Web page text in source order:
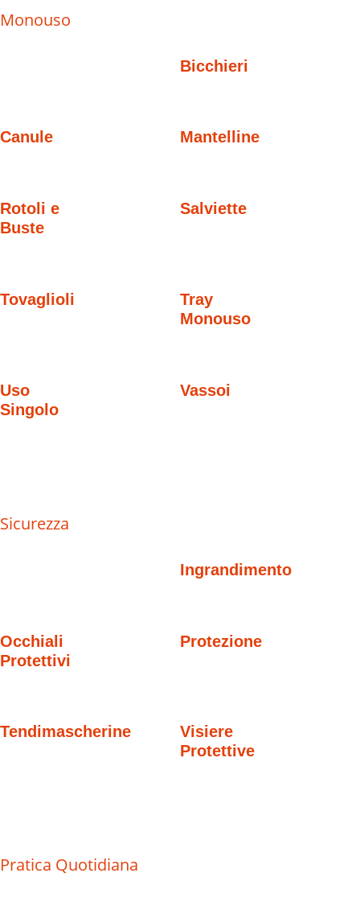
Monouso
Bicchieri
Canule Mantelline
Rotoli e
Buste
Salviette
Tovaglioli
Tray
Monouso
Uso
Singolo
Vassoi
Sicurezza
Ingrandimento
Occhiali
Protettivi
Protezione
Tendimascherine
Visiere
Protettive
Pratica Quotidiana